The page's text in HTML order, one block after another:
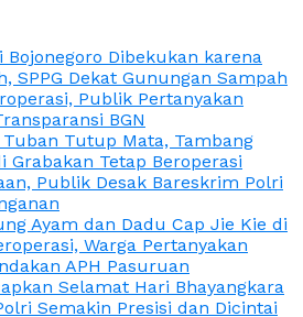
Bojonegoro Dibekukan karena
SPPG Dekat Gunungan Sampah
Publik Pertanyakan
BGN
Tutup Mata, Tambang
Grabakan Tetap Beroperasi
Publik Desak Bareskrim Polri
Ayam dan Dadu Cap Jie Kie di
Warga Pertanyakan
APH Pasuruan
Selamat Hari Bhayangkara
Semakin Presisi dan Dicintai